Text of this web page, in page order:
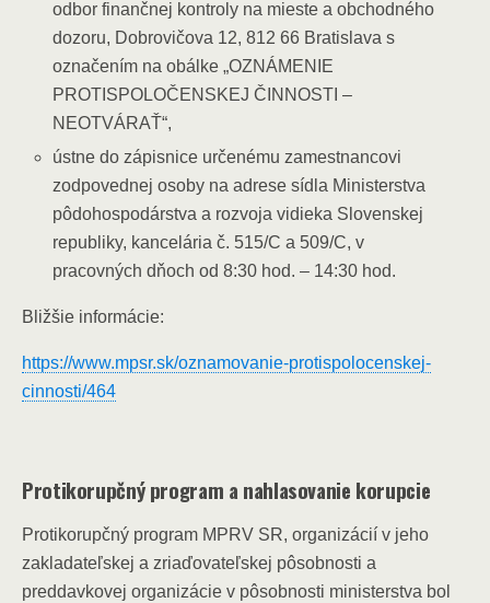
odbor finančnej kontroly na mieste a obchodného
dozoru, Dobrovičova 12, 812 66 Bratislava s
označením na obálke „OZNÁMENIE
PROTISPOLOČENSKEJ ČINNOSTI –
NEOTVÁRAŤ“,
ústne do zápisnice určenému zamestnancovi
zodpovednej osoby na adrese sídla Ministerstva
pôdohospodárstva a rozvoja vidieka Slovenskej
republiky, kancelária č. 515/C a 509/C, v
pracovných dňoch od 8:30 hod. – 14:30 hod.
Bližšie informácie:
https://www.mpsr.sk/oznamovanie-protispolocenskej-
cinnosti/464
Protikorupčný program a nahlasovanie korupcie
Protikorupčný program MPRV SR, organizácií v jeho
zakladateľskej a zriaďovateľskej pôsobnosti a
preddavkovej organizácie v pôsobnosti ministerstva bol